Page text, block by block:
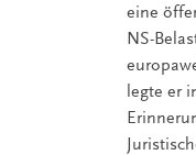
eine
NS-
legte er